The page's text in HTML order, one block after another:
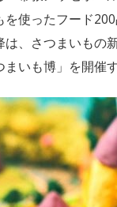
使ったフード
、さつまいもの
いも博」を開催す